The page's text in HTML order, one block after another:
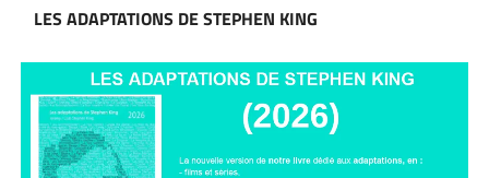
LES ADAPTATIONS DE STEPHEN KING